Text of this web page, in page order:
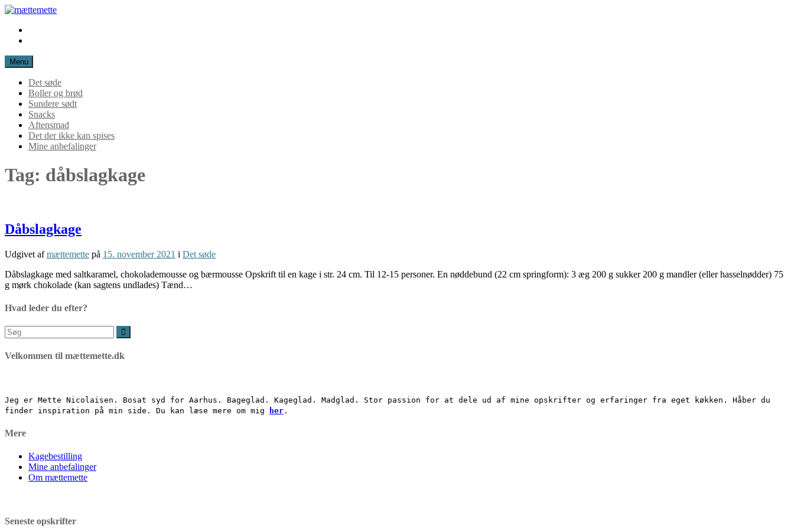
Spring
indhold
mættemette
Menu
Det søde
Boller og brød
Sundere sødt
Snacks
Aftensmad
Det der ikke kan spises
Mine anbefalinger
Tag: dåbslagkage
Dåbslagkage
Udgivet afmættemette på 15. november 2021 i Det søde
Dåbslagkage med saltkaramel, chokolademousse og bærmousse Opskrift til en kage i str. 24 cm. Til 12-15 personer. En nøddebund (22 cm springform): 3 æg 200 g sukker 200 g mandler (eller hasselnødder) 75
g mørk chokolade (kan sagtens undlades) Tænd…
Hvad leder du efter?
Søg
efter:
Velkommen til mættemette.dk
Jeg er Mette Nicolaisen. Bosat syd for Aarhus. Bageglad. Kageglad. Madglad. Stor passion for at dele ud af mine opskrifter og erfaringer fra eget køkken. Håber du
finder inspiration på min side. Du kan læse mere om mig
her .
Mere
Kagebestilling
Mine anbefalinger
Om mættemette
Seneste opskrifter